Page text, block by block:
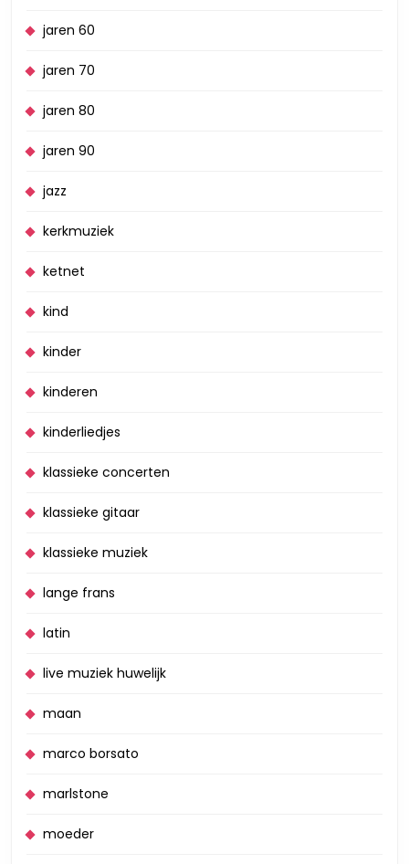
jaren 60
jaren 70
jaren 80
jaren 90
jazz
kerkmuziek
ketnet
kind
kinder
kinderen
kinderliedjes
klassieke concerten
klassieke gitaar
klassieke muziek
lange frans
latin
live muziek huwelijk
maan
marco borsato
marlstone
moeder